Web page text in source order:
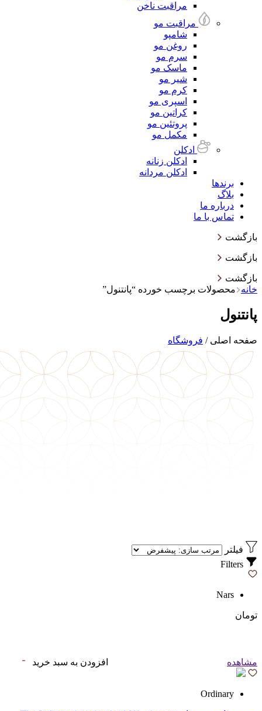
مراقبت ناخن
مراقبت مو
شامپو
روغن مو
سرم مو
ماسک مو
شیر مو
کرم مو
اسپری مو
کراتین مو
پروتئین مو
مکمل مو
ادکلن
ادکلن زنانه
ادکلن مردانه
برندها
بلاگ
درباره ما
تماس با ما
بازگشت
بازگشت
بازگشت
خانه
محصولات برچسب خورده “پانتنول”
پانتنول
صفحه اصلی / فروشگاه
فیلتر
Nars
تومان
مشاهده افزودن به سبد خرید
Ordinary